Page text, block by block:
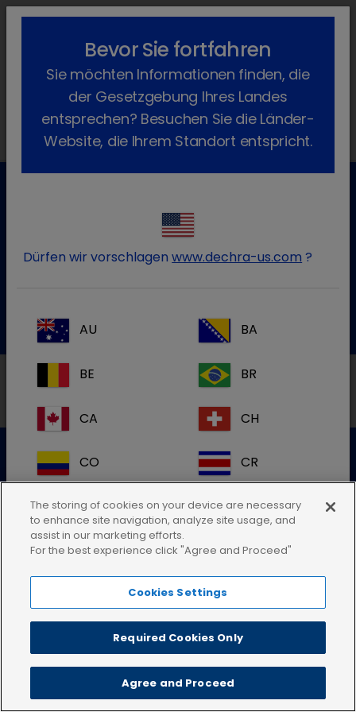
lock_outline search menu
Felimalt
Kundenservice für Tierarztpraxen
Kontaktieren Sie unseren Kundenservice.
Tel.: 05572 / 40242-55
Cookie-Richtlinie
Impressum
Bevor Sie fortfahren
Sie möchten Informationen finden, die
der Gesetzgebung Ihres Landes
entsprechen? Besuchen Sie die Länder-
Website, die Ihrem Standort entspricht.
Dürfen wir vorschlagenwww.dechra-us.com ?
AU BA
BE BR
CA CH
CO CR
DE DK
ES FI
IE
The storing of cookies on your device are necessary
to enhance site navigation, analyze site usage, and
assist in our marketing efforts.
For the best experience click "Agree and Proceed"
Cookies Settings
Required Cookies Only
Agree and Proceed